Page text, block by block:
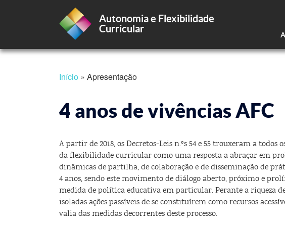
Autonomia e Flexibilidade
Curricular
estrutural
Início Apresentação
4 anos de vivências AFC
A partir de 2018, os Decretos-Leis n.ºs 54 e 55 trouxeram a
da flexibilidade curricular como uma resposta a abraçar em
dinâmicas de partilha, de colaboração e de disseminação de
4 anos, sendo este movimento de diálogo aberto, próximo e
medida de política educativa em particular. Perante a riqueza
isoladas ações passíveis de se constituírem como recursos
valia das medidas decorrentes deste processo.